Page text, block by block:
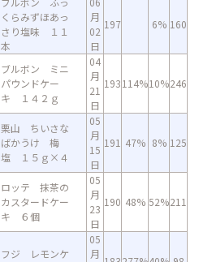
くらみずほあっ
さり塩味 １１
本
月
02
日
197 6% 160
ブルボン ミニ
パウンドケー
キ １４２ｇ
04
月
21
日
193114%10%246
栗山 ちいさな
ばかうけ 梅
塩 １５ｇ×４
05
月
15
日
191 47% 8% 125
ロッテ 抹茶の
カスタードケー
キ ６個
05
月
23
日
190 48% 52%211
フジ レモンケ
05
月